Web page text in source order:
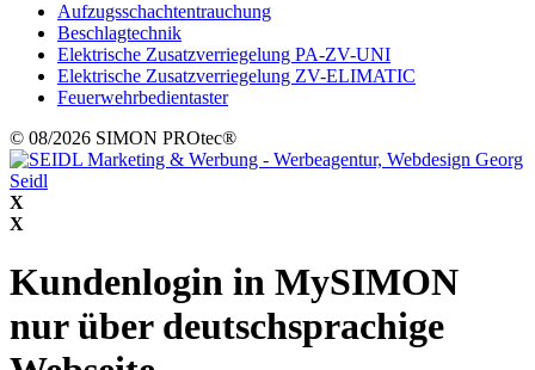
Aufzugsschachtentrauchung
Beschlagtechnik
Elektrische Zusatzverriegelung PA-ZV-UNI
Elektrische Zusatzverriegelung ZV-ELIMATIC
Feuerwehrbedientaster
© 08/2026 SIMON PROtec®
X
X
Kundenlogin in MySIMON
nur über deutschsprachige